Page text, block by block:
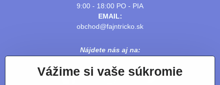
9:00 - 18:00 PO - PIA
EMAIL:
obchod@fajntricko.sk
Nájdete nás aj na:
Vážime si vaše súkromie